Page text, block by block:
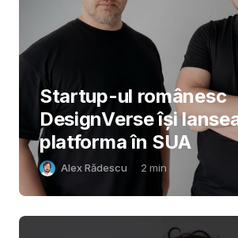
Startup-ul românesc
DesignVerse își
platforma în SUA
Alex Rădescu 2 min